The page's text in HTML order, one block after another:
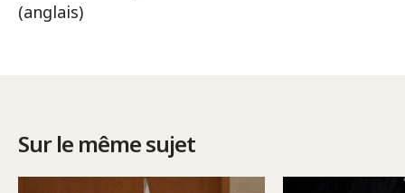
(anglais)
Sur le même sujet